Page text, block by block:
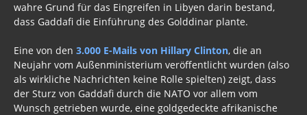
Stöverstuuv 2017, 2016. 2015
Archiv Stöverstuuv 2017, 2016, 2015
Archiv 2017
Wirklich wichtig
wahre Grund für das Eingreifen in Libyen darin bestand,
dass Gaddafi die Einführung des Golddinar plante.
Eine von den 3.000 E-Mails von Hillary Clinton, die an
Neujahr vom Außenministerium veröffentlicht wurden (also
als wirkliche Nachrichten keine Rolle spielten) zeigt, dass
der Sturz von Gaddafi durch die NATO vor allem vom
Wunsch getrieben wurde, eine goldgedeckte afrikanische